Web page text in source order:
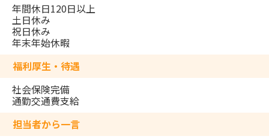
年間休日120日以上
土日休み
祝日休み
年末年始休暇
福利厚生・待遇
社会保険完備
通勤交通費支給
担当者から一言